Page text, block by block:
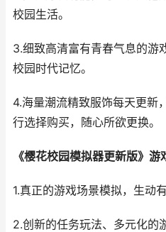
校园生活。
3.细致高清富有青春气息的游
校园时代记忆。
4.海量潮流精致服饰每天更新
行选择购买，随心所欲更换。
《樱花校园模拟器更新版》游
1.真正的游戏场景模拟，生动
2.创新的任务玩法、多元化的